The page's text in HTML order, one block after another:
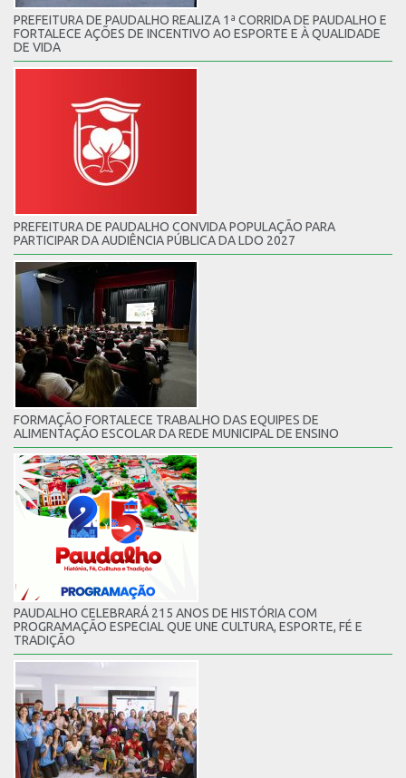
PREFEITURA DE PAUDALHO REALIZA 1ª CORRIDA DE PAUDALHO E
FORTALECE AÇÕES DE INCENTIVO AO ESPORTE E À QUALIDADE
DE VIDA
PREFEITURA DE PAUDALHO CONVIDA POPULAÇÃO PARA
PARTICIPAR DA AUDIÊNCIA PÚBLICA DA LDO 2027
FORMAÇÃO FORTALECE TRABALHO DAS EQUIPES DE
ALIMENTAÇÃO ESCOLAR DA REDE MUNICIPAL DE ENSINO
PAUDALHO CELEBRARÁ 215 ANOS DE HISTÓRIA COM
PROGRAMAÇÃO ESPECIAL QUE UNE CULTURA, ESPORTE, FÉ E
TRADIÇÃO